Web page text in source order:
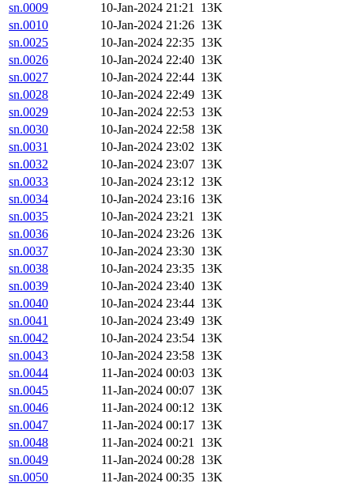
sn.0009
10-Jan-2024 21:21 13K
sn.0010
10-Jan-2024 21:26 13K
sn.0025
10-Jan-2024 22:35 13K
sn.0026
10-Jan-2024 22:40 13K
sn.0027
10-Jan-2024 22:44 13K
sn.0028
10-Jan-2024 22:49 13K
sn.0029
10-Jan-2024 22:53 13K
sn.0030
10-Jan-2024 22:58 13K
sn.0031
10-Jan-2024 23:02 13K
sn.0032
10-Jan-2024 23:07 13K
sn.0033
10-Jan-2024 23:12 13K
sn.0034
10-Jan-2024 23:16 13K
sn.0035
10-Jan-2024 23:21 13K
sn.0036
10-Jan-2024 23:26 13K
sn.0037
10-Jan-2024 23:30 13K
sn.0038
10-Jan-2024 23:35 13K
sn.0039
10-Jan-2024 23:40 13K
sn.0040
10-Jan-2024 23:44 13K
sn.0041
10-Jan-2024 23:49 13K
sn.0042
10-Jan-2024 23:54 13K
sn.0043
10-Jan-2024 23:58 13K
sn.0044
11-Jan-2024 00:03 13K
sn.0045
11-Jan-2024 00:07 13K
sn.0046
11-Jan-2024 00:12 13K
sn.0047
11-Jan-2024 00:17 13K
sn.0048
11-Jan-2024 00:21 13K
sn.0049
11-Jan-2024 00:28 13K
sn.0050
11-Jan-2024 00:35 13K